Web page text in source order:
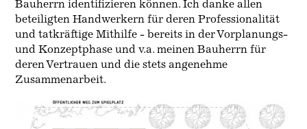
Bauherrn identifizieren können. Ich danke allen
beteiligten Handwerkern für deren Professionalität
und tatkräftige Mithilfe - bereits in der Vorplanungs-
und Konzeptphase und v.a. meinen Bauherrn für
deren Vertrauen und die stets angenehme
Zusammenarbeit.